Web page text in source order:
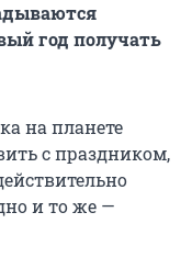
год получать
на планете
с праздником,
и то же —